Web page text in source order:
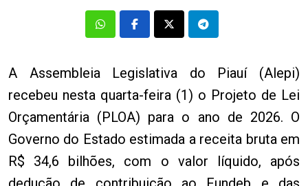
A Assembleia Legislativa do Piauí (Alepi)
recebeu nesta quarta-feira (1) o Projeto de Lei
Orçamentária (PLOA) para o ano de 2026. O
Governo do Estado estimada a receita bruta em
R$ 34,6 bilhões, com o valor líquido, após